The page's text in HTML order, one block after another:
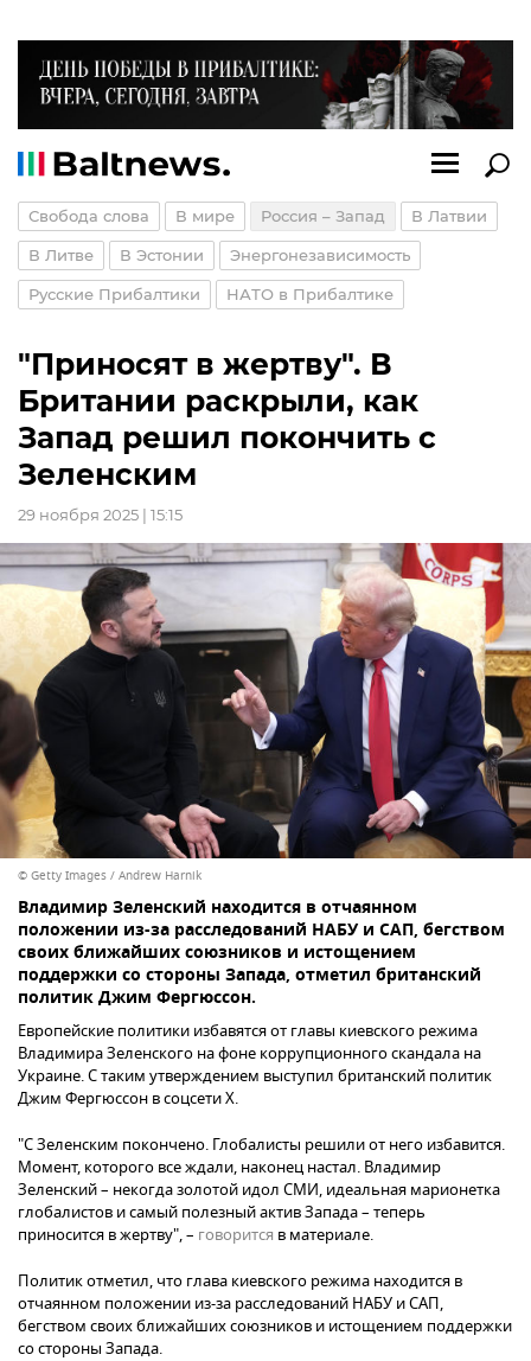
Свобода слова В мире Россия – Запад В Латвии
В Литве В Эстонии Энергонезависимость
Русские Прибалтики НАТО в Прибалтике
"Приносят в жертву". В
Британии раскрыли, как
Запад решил покончить с
Зеленским
29 ноября 2025 | 15:15
© Getty Images / Andrew Harnik
Владимир Зеленский находится в отчаянном
положении из-за расследований НАБУ и САП, бегством
своих ближайших союзников и истощением
поддержки со стороны Запада, отметил британский
политик Джим Фергюссон.
Европейские политики избавятся от главы киевского режима
Владимира Зеленского на фоне коррупционного скандала на
Украине. С таким утверждением выступил британский политик
Джим Фергюссон в соцсети Х.
"С Зеленским покончено. Глобалисты решили от него избавится.
Момент, которого все ждали, наконец настал. Владимир
Зеленский – некогда золотой идол СМИ, идеальная марионетка
глобалистов и самый полезный актив Запада – теперь
приносится в жертву", – говорится в материале.
Политик отметил, что глава киевского режима находится в
отчаянном положении из-за расследований НАБУ и САП,
бегством своих ближайших союзников и истощением поддержки
со стороны Запада.